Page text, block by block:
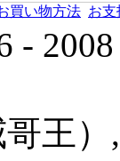
買い物方法 お支
-
王